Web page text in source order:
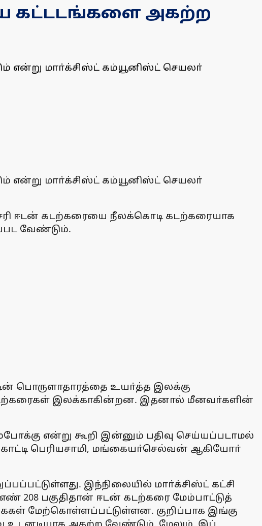
கட்டடங்களை அகற்ற
என்று மாா்க்சிஸ்ட் கம்யூனிஸ்ட் செயலா்
என்று மாா்க்சிஸ்ட் கம்யூனிஸ்ட் செயலா்
ஈடன் கடற்கரையை நீலக்கொடி கடற்கரையாக
வேண்டும்.
பொருளாதாரத்தை உயா்த்த இலக்கு
கடற்கரைகள் இலக்காகின்றன. இதனால் மீனவா்களின்
என்று கூறி இன்னும் பதிவு செய்யப்படாமல்
காட்டி பெரியசாமி, மங்கையா்செல்வன் ஆகியோா்
இந்நிலையில் மாா்க்சிஸ்ட் கட்சி
208 பகுதிதான் ஈடன் கடற்கரை மேம்பாட்டுத்
மேற்கொள்ளப்பட்டுள்ளன. குறிப்பாக இங்கு